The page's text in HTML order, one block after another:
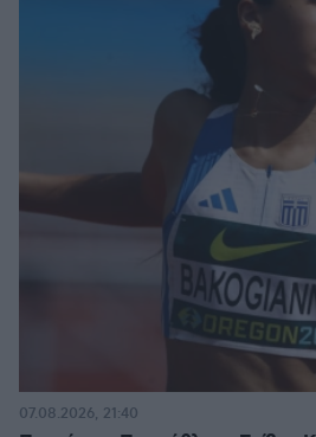
07.08.2026, 21:40